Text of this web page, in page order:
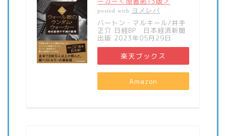
posted with ヨメレバ
バートン・マルキール/井手
正介 日経BP 日本経済新聞
出版 2023年05月29日
楽天ブックス
Amazon